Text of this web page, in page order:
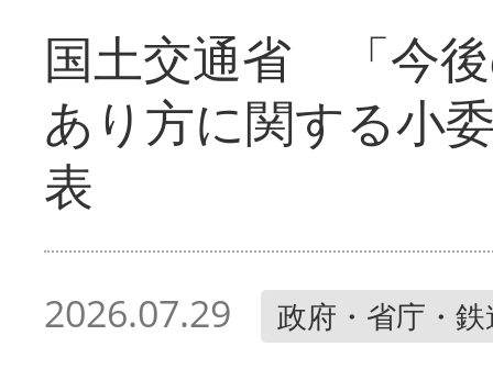
国土交通省 「今
あり方に関する小
表
2026.07.29 政府・省庁・